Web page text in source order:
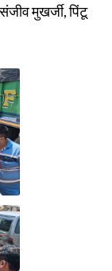
मुखर्जी, पिंटू